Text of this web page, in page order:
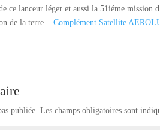
ce lanceur léger et aussi la 51iéme mission
de la terre .Complément Satellite
publiée. Les champs obligatoires sont